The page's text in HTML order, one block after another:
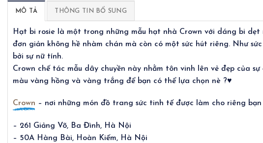
MÔ TẢ THÔNG TIN BỔ SUNG
Hạt bi rosie là một trong những mẫu hạt nhà Crown với dáng bi
đơn giản không hề nhàm chán mà còn có một sức hút riêng. Như
bởi sự nữ tính.
Crown chế tác mẫu dây chuyền này nhằm tôn vinh lên vẻ đẹp của
màu vàng hồng và vàng trắng để bạn có thể lựa chọn nè ?♥
Crown – nơi những món đồ trang sức tinh tế được làm cho riêng bạn
– 261 Giảng Võ, Ba Đình, Hà Nội
– 50A Hàng Bài, Hoàn Kiếm, Hà Nội